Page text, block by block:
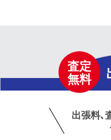
査定
無料
出張料､